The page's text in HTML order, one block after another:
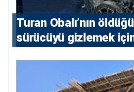
Turan Obalı’nın
sürücüyü gizlemek